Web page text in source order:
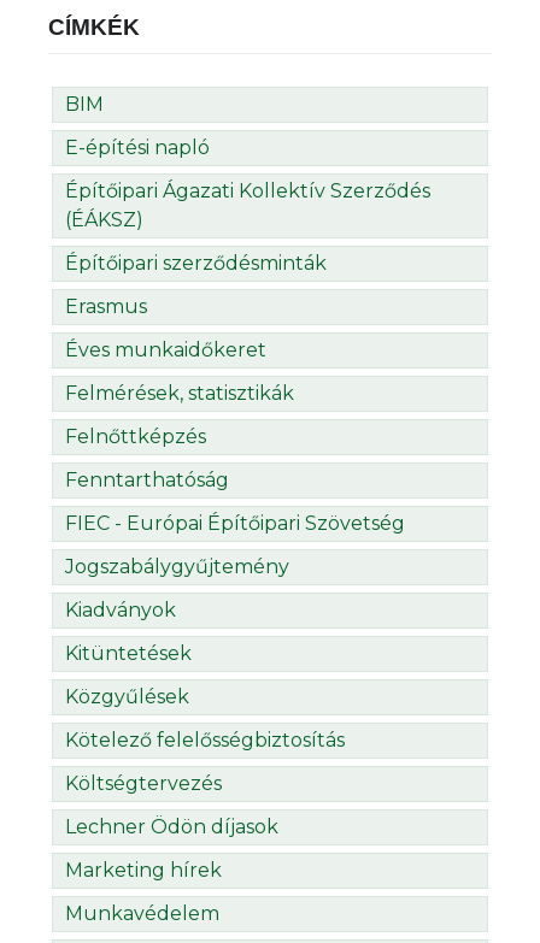
CÍMKÉK
BIM
E-építési napló
Építőipari Ágazati Kollektív Szerződés
(ÉÁKSZ)
Építőipari szerződésminták
Erasmus
Éves munkaidőkeret
Felmérések, statisztikák
Felnőttképzés
Fenntarthatóság
FIEC - Európai Építőipari Szövetség
Jogszabálygyűjtemény
Kiadványok
Kitüntetések
Közgyűlések
Kötelező felelősségbiztosítás
Költségtervezés
Lechner Ödön díjasok
Marketing hírek
Munkavédelem